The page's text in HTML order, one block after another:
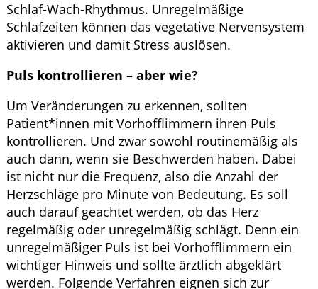
Schlaf-Wach-Rhythmus. Unregelmäßige
Schlafzeiten können das vegetative Nervensystem
aktivieren und damit Stress auslösen.
Puls kontrollieren – aber wie?
Um Veränderungen zu erkennen, sollten
Patient*innen mit Vorhofflimmern ihren Puls
kontrollieren. Und zwar sowohl routinemäßig als
auch dann, wenn sie Beschwerden haben. Dabei
ist nicht nur die Frequenz, also die Anzahl der
Herzschläge pro Minute von Bedeutung. Es soll
auch darauf geachtet werden, ob das Herz
regelmäßig oder unregelmäßig schlägt. Denn ein
unregelmäßiger Puls ist bei Vorhofflimmern ein
wichtiger Hinweis und sollte ärztlich abgeklärt
werden. Folgende Verfahren eignen sich zur